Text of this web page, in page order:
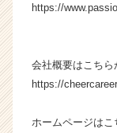
https://
会社概要はこちら
https://
ホームページはこ